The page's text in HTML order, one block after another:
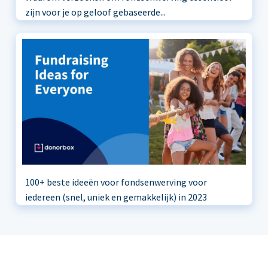
zijn voor je op geloof gebaseerde...
100+ beste ideeën voor fondsenwerving voor
iedereen (snel, uniek en gemakkelijk) in 2023